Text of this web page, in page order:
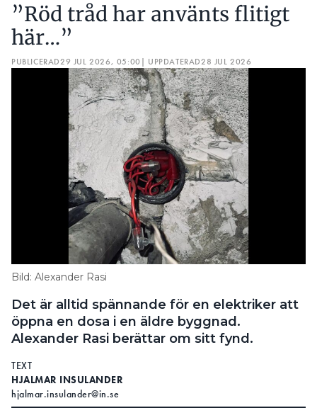
”Röd tråd har använts flitigt
här…”
PUBLICERAD29 JUL 2026, 05:00 | UPPDATERAD28 JUL 2026
Bild: Alexander Rasi
Det är alltid spännande för en elektriker att
öppna en dosa i en äldre byggnad.
Alexander Rasi berättar om sitt fynd.
TEXT
HJALMAR INSULANDER
hjalmar.insulander@in.se